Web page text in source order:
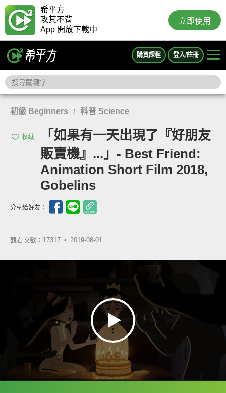
希平方
攻其不背
App 開放下載中
立即使用
購買課程 登入/註冊
初級 Beginners / 科普 Science
收藏
「如果有一天出現了『好朋友
販賣機』...」- Best Friend:
Animation Short Film 2018,
Gobelins
分享給好友：
觀看次數：17317 • 2019-08-01